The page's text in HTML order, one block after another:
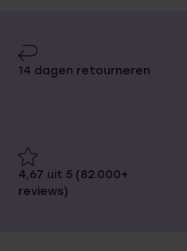
14 dagen retourneren
4,67 uit 5 (82.000+
reviews)